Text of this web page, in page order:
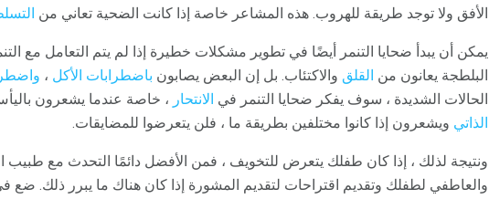
الأفق ولا توجد طريقة للهروب. هذه المشاعر خاصة إذا كانت الضحية تعاني من
يمكن أن يبدأ ضحايا التنمر أيضًا في تطوير مشكلات خطيرة إذا لم يتم التعامل مع
البلطجة يعانون من القلق والاكتئاب. بل إن البعض يصابون باضطرابات الأكل ،
الحالات الشديدة ، سوف يفكر ضحايا التنمر في الانتحار ، خاصة عندما يشعرون
الذاتي ويشعرون إذا كانوا مختلفين بطريقة ما ، فلن يتعرضوا للمضايقات.
ونتيجة لذلك ، إذا كان طفلك يتعرض للتخويف ، فمن الأفضل دائمًا التحدث مع طبيب
والعاطفي لطفلك وتقديم اقتراحات لتقديم المشورة إذا كان هناك ما يبرر